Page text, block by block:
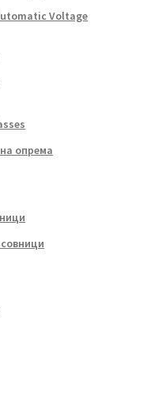
Voltage
опрема